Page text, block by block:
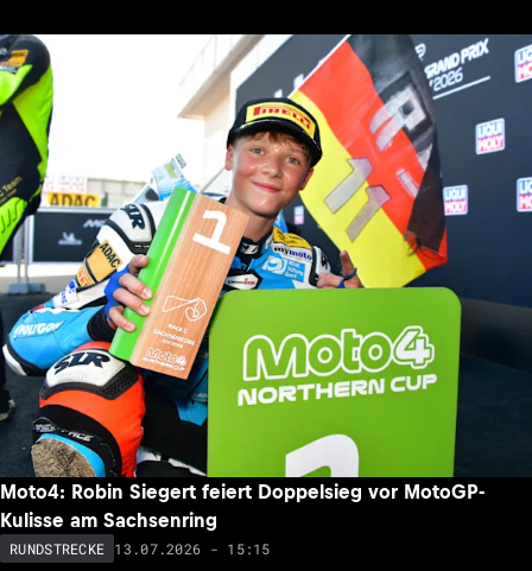
Moto4: Robin Siegert feiert Doppelsieg vor MotoGP-
Kulisse am Sachsenring
RUNDSTRECKE 13.07.2026 - 15:15